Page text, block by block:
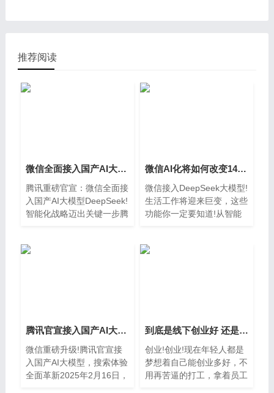
推荐阅读
微信全面接入国产AI大模型DeepSeek!智能化战略迈出关键一步
腾讯重磅官宣：微信全面接
入国产AI大模型DeepSeek!
智能化战略迈出关键一步腾
微信AI化将如何改变14亿用户的日常?
微信接入DeepSeek大模型!
生活工作将迎来巨变，这些
功能你一定要知道!从智能
腾讯官宣接入国产AI大模型，搜索体验全面革新
微信重磅升级!腾讯官宣接
入国产AI大模型，搜索体验
全面革新2025年2月16日，
到底是线下创业好 还是再互联网创业更靠谱一些
创业!创业!现在年轻人都是
梦想着自己能创业多好，不
用再苦逼的打工，拿着员工